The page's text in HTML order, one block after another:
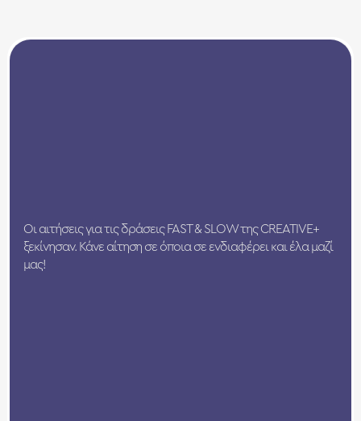
Οι αιτήσεις για τις δράσεις FAST & SLOW της CREATIVE+
ξεκίνησαν. Κάνε αίτηση σε όποια σε ενδιαφέρει και έλα μαζί
μας!